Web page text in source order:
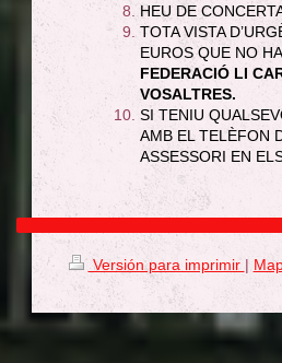
HEU DE
TOTA VISTA
EUROS QUE NO
FEDERACIÓ LI
VOSALTRES.
SI TENIU
AMB EL TELÈFON
ASSESSORI EN
Versión para imprimir |